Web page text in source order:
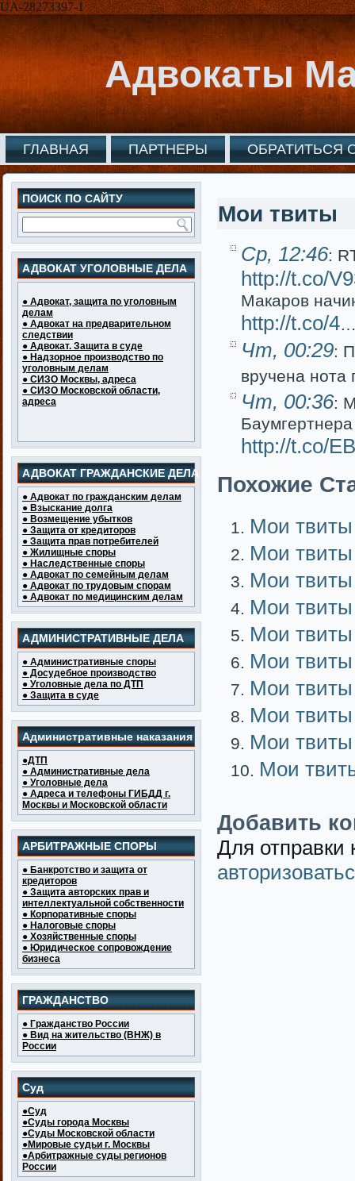
UA-28273397-1
Адвокаты
ГЛАВНАЯ ПАРТНЕРЫ ОБРАТИТЬСЯ
ПОИСК ПО САЙТУ
АДВОКАТ УГОЛОВНЫЕ ДЕЛА
● Адвокат, защита по уголовным
делам
● Адвокат на предварительном
следствии
● Адвокат. Защита в суде
● Надзорное производство по
уголовным делам
● СИЗО Москвы, адреса
● СИЗО Московской области,
адреса
АДВОКАТ ГРАЖДАНСКИЕ ДЕЛА
● Адвокат по гражданским делам
● Взыскание долга
● Возмещение убытков
● Защита от кредиторов
● Защита прав потребителей
● Жилищные споры
● Наследственные споры
● Адвокат по семейным делам
● Адвокат по трудовым спорам
● Адвокат по медицинским делам
АДМИНИСТРАТИВНЫЕ ДЕЛА
● Административные споры
● Досудебное производство
● Уголовные дела по ДТП
● Защита в суде
Административные наказания
●ДТП
● Административные дела
● Уголовные дела
● Адреса и телефоны ГИБДД г.
Москвы и Московской области
АРБИТРАЖНЫЕ СПОРЫ
● Банкротство и защита от
кредиторов
● Защита авторских прав и
интеллектуальной собственности
● Корпоративные споры
● Налоговые споры
● Хозяйственные споры
● Юридическое сопровождение
бизнеса
ГРАЖДАНСТВО
● Гражданство России
● Вид на жительство (ВНЖ) в
России
Суд
●Суд
●Суды города Москвы
●Суды Московской области
●Мировые судьи г. Москвы
●Арбитражные суды регионов
России
Мои твиты
Ср, 12:46:
http://t.co/
Макаров
http://t.co/4
Чт, 00:29:
вручена нота
Чт, 00:36:
http://t.co/
Похожие
Мои твиты
Мои твиты
Мои твиты
Мои твиты
Мои твиты
Мои твиты
Мои твиты
Мои твиты
Мои твиты
Мои
Добавить
Для отправки